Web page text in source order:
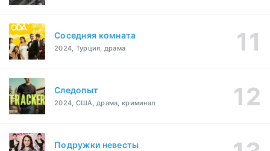
Соседняя комната
2024, Турция, драма
Следопыт
2024, США, драма, криминал
Подружки невесты